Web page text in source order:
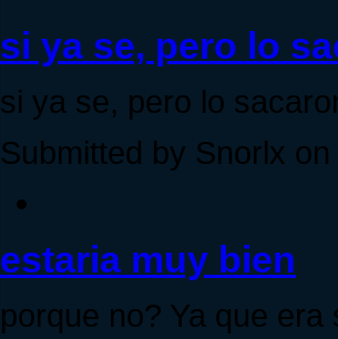
si ya se, pero lo
si ya se, pero lo
Submitted by Snorlx
estaria muy bien
porque no? Ya que era